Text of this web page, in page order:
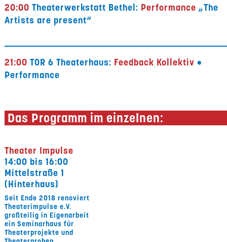
20:00 Theaterwerkstatt Bethel: Performance„The
Artists are present“
21:00TOR 6 Theaterhaus: Feedback Kollektiv•
Performance
Das Programm im einzelnen:
Theater Impulse
14:00 bis 16:00
Mittelstraße 1
(Hinterhaus)
Seit Ende 2018 renoviert
Theaterimpulse e.V.
großteilig in Eigenarbeit
ein Seminarhaus für
Theaterprojekte und